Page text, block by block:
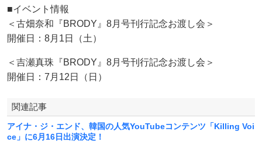
■イベント情報
＜古畑奈和『BRODY』8月号刊行記念お渡し会＞
開催日：8月1日（土）
＜吉瀬真珠『BRODY』8月号刊行記念お渡し会＞
開催日：7月12日（日）
関連記事
アイナ・ジ・エンド、韓国の人気YouTubeコンテンツ「Killing Voi
ce」に6月16日出演決定！